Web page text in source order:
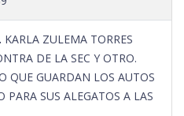
KARLA ZULEMA TORRES
DE LA SEC Y OTRO.
QUE GUARDAN LOS AUTOS
PARA SUS ALEGATOS A LAS